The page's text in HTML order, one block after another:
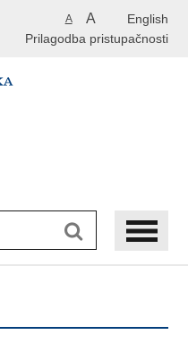
English
A A
Prilagodba pristupačnosti